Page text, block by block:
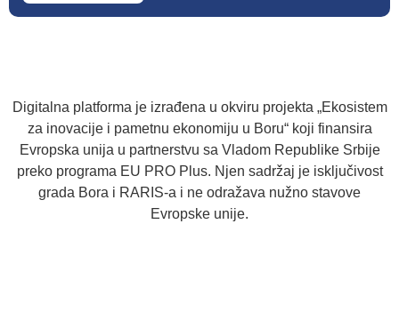
Digitalna platforma je izrađena u okviru projekta „Ekosistem
za inovacije i pametnu ekonomiju u Boru“ koji finansira
Evropska unija u partnerstvu sa Vladom Republike Srbije
preko programa EU PRO Plus. Njen sadržaj je isključivost
grada Bora i RARIS-a i ne odražava nužno stavove
Evropske unije.